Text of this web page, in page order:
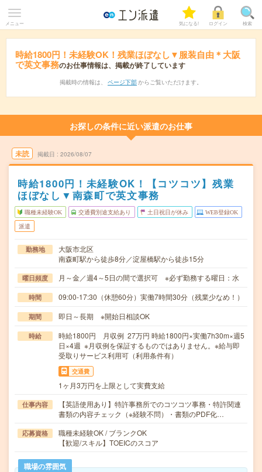
メニュー 気になる! ログイン 検索
時給1800円！未経験OK！残業ほぼなし▼服装自由＊大阪
で英文事務のお仕事情報は、掲載が終了しています
掲載時の情報は、 ページ下部 からご覧いただけます。
お探しの条件に近い派遣のお仕事
未読 掲載日 2026/08/07
時給1800円！未経験OK！【コツコツ】残業
ほぼなし▼南森町で英文事務
職種未経験OK 交通費別途支給あり 土日祝日が休み WEB登録OK
派遣
勤務地
大阪市北区
南森町駅から徒歩8分／淀屋橋駅から徒歩15分
曜日頻度 月～金／週4～5日の間で選択可 ※必ず勤務する曜日：水
時間 09:00-17:30（休憩60分）実働7時間30分（残業少なめ！）
期間 即日～長期 ※開始日相談OK
時給
時給1800円 月収例 27万円 時給1800円×実働7h30m×週5
日×4週 ※月収例を保証するものではありません。※給与即
受取りサービス利用可（利用条件有）
交通費
1ヶ月3万円を上限として実費支給
仕事内容
【英語使用あり】特許事務所でのコツコツ事務・特許関連
書類の内容チェック（※経験不問）・書類のPDF化…
応募資格
職種未経験OK / ブランクOK
【歓迎/スキル】TOEICのスコア
職場の雰囲気